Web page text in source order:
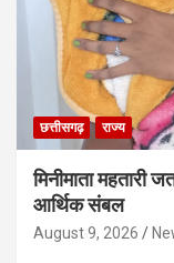
छत्तीसगढ़ राज्य
मिनीमाता महतारी
आर्थिक संबल
August 9, 2026